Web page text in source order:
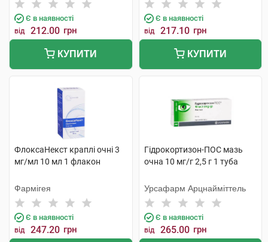
Є в наявності
від 212.00 грн
КУПИТИ
Є в наявності
від 217.10 грн
КУПИТИ
ФлоксаНекст краплі очні 3
мг/мл 10 мл 1 флакон
Фармігея
Є в наявності
від 247.20 грн
Гідрокортизон-ПОС мазь
очна 10 мг/г 2,5 г 1 туба
Урсафарм Арцнайміттель
Є в наявності
від 265.00 грн